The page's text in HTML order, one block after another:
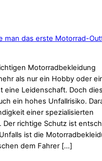
man das erste Motorrad-
Motorradbekleidung
als nur ein Hobby oder
eine Leidenschaft. Doch
ein hohes Unfallrisiko.
einer spezialisierten
Der richtige Schutz ist
ist die
dem Fahrer […]